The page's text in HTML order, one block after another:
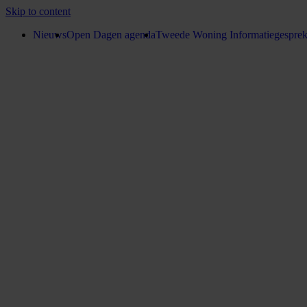
Skip to content
NieuwsOpen Dagen agendaTweede Woning Informatiegesprek